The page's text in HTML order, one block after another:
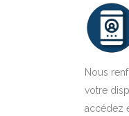
Nous
votre
accédez